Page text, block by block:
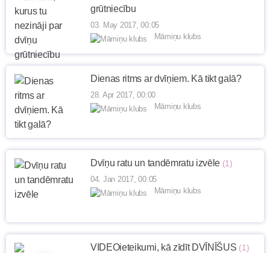
grūtniecību
03. May 2017, 00:05
Māmiņu klubs
Dienas ritms ar dvīņiem. Kā tikt galā?
28. Apr 2017, 00:00
Māmiņu klubs
Dvīņu ratu un tandēmratu izvēle (1)
04. Jan 2017, 00:05
Māmiņu klubs
VIDEOieteikumi, kā zīdīt DVĪNĪŠUS (1)